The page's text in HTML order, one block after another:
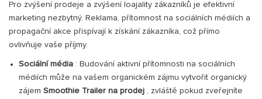
Pro zvýšení prodeje a zvýšení loajality zákazníků je efektivní
marketing nezbytný. Reklama, přítomnost na sociálních médiích a
propagační akce přispívají k získání zákazníka, což přímo
ovlivňuje vaše příjmy.
Sociální média : Budování aktivní přítomnosti na sociálních
médiích může na vašem organickém zájmu vytvořit organický
zájem Smoothie Trailer na prodej , zvláště pokud zveřejníte